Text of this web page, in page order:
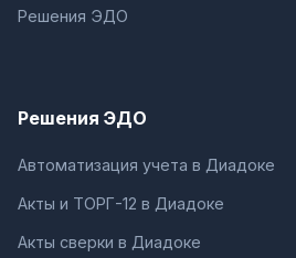
Решения ЭДО
Решения ЭДО
Автоматизация учета в Диадоке
Акты и ТОРГ-12 в Диадоке
Акты сверки в Диадоке